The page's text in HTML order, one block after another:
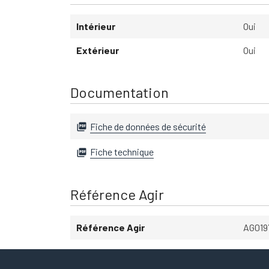
Intérieur Oui
Extérieur Oui
Documentation
 Fiche de données de sécurité
 Fiche technique
Référence Agir
Référence Agir